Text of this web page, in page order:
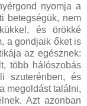
nyomja a
betegségük, nem
és örökké
a gondjaik őket is
az egésznek:
több hálószobás
szuterénben, és
megoldást találni,
Azt azonban